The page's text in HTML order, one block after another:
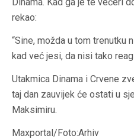
rekao:
“Sine, možda u tom trenutku
kad već jesi, da nisi tako
Utakmica Dinama i Crvene
taj dan zauvijek će ostati u
Maksimiru.
Maxportal/Foto:Arhiv